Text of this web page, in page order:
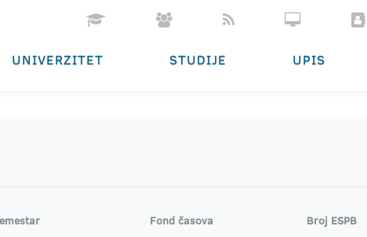
UNIVERZITET STUDIJE UPIS
Fond časova Broj ESPB